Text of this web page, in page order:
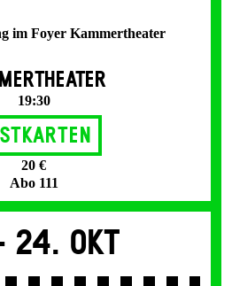
im Foyer Kammertheater
19:30
20 €
Abo 111
24. Okt